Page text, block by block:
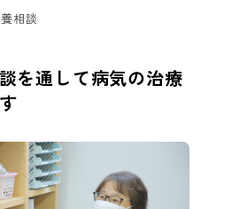
ーションさんわ
ターさんわ
談会
看取り)
談
相談
を通して病気の治療